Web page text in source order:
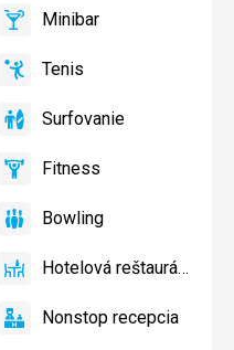
slnečníky
bazéne
Lehátka
a
slnečníky
na
zadarmo
Minibar,Minibar
áno
Tenis,Tenis
áno
Surfovanie
Surfovanie
áno
FitnessFitness
áno
BowlingBowling
áno
HotelováHotelová reštaurácia
áno
NonstopNonstop recepcia
áno